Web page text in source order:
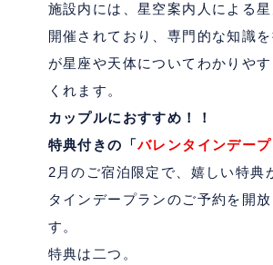
施設内には、星空案内人による
開催されており、専門的な知識
が星座や天体についてわかりや
くれます。
カップルにおすすめ！！
特典付きの「バレンタインデー
2 月のご宿泊限定で、嬉しい特典
タインデープランのご予約を開
す。
特典は二つ。